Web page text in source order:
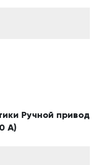
Ручной привод
А)